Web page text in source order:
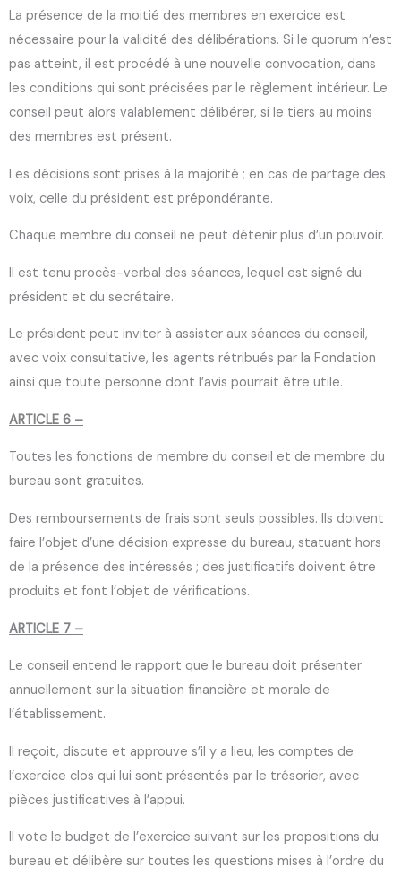
La présence de la moitié des membres en exercice est
nécessaire pour la validité des délibérations. Si le quorum n’est
pas atteint, il est procédé à une nouvelle convocation, dans
les conditions qui sont précisées par le règlement intérieur. Le
conseil peut alors valablement délibérer, si le tiers au moins
des membres est présent.
Les décisions sont prises à la majorité ; en cas de partage des
voix, celle du président est prépondérante.
Chaque membre du conseil ne peut détenir plus d’un pouvoir.
Il est tenu procès-verbal des séances, lequel est signé du
président et du secrétaire.
Le président peut inviter à assister aux séances du conseil,
avec voix consultative, les agents rétribués par la Fondation
ainsi que toute personne dont l’avis pourrait être utile.
ARTICLE 6 –
Toutes les fonctions de membre du conseil et de membre du
bureau sont gratuites.
Des remboursements de frais sont seuls possibles. Ils doivent
faire l’objet d’une décision expresse du bureau, statuant hors
de la présence des intéressés ; des justificatifs doivent être
produits et font l’objet de vérifications.
ARTICLE 7 –
Le conseil entend le rapport que le bureau doit présenter
annuellement sur la situation financière et morale de
l’établissement.
Il reçoit, discute et approuve s’il y a lieu, les comptes de
l’exercice clos qui lui sont présentés par le trésorier, avec
pièces justificatives à l’appui.
Il vote le budget de l’exercice suivant sur les propositions du
bureau et délibère sur toutes les questions mises à l’ordre du